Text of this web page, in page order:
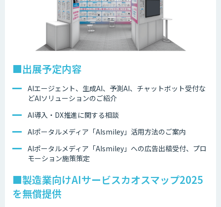
■出展予定内容
AIエージェント、生成AI、予測AI、チャットボット受付な
どAIソリューションのご紹介
AI導入・DX推進に関する相談
AIポータルメディア「AIsmiley」活用方法のご案内
AIポータルメディア「AIsmiley」への広告出稿受付、プロ
モーション施策策定
■製造業向けAIサービスカオスマップ2025
を無償提供